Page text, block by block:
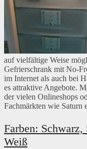
auf vielfältige Weise
Gefrierschrank mit No-
im Internet als auch bei
es attraktive Angebote.
der vielen Onlineshops
Fachmärkten wie Saturn
Farben: Schwarz,
Weiß